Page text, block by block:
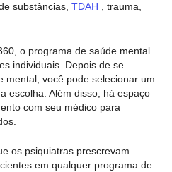
substâncias, TDAH , trauma,
o programa de saúde mental
individuais. Depois de se
mental, você pode selecionar um
escolha. Além disso, há espaço
com seu médico para
os psiquiatras prescrevam
em qualquer programa de